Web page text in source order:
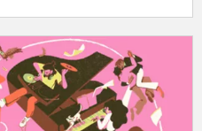
revient au pied de la Tour
Inter, France 2 et dans